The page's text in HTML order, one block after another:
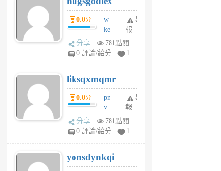
個
月
前
0.0分
w
ke
rv
pj
6
個
月
前
舉
報
分享
781點閱
0 評論/給分
1
liksqxmqmr
0.0分
pn
v
wt
sv
6
個
舉
報
分享
781點閱
0 評論/給分
1
yonsdynkqi